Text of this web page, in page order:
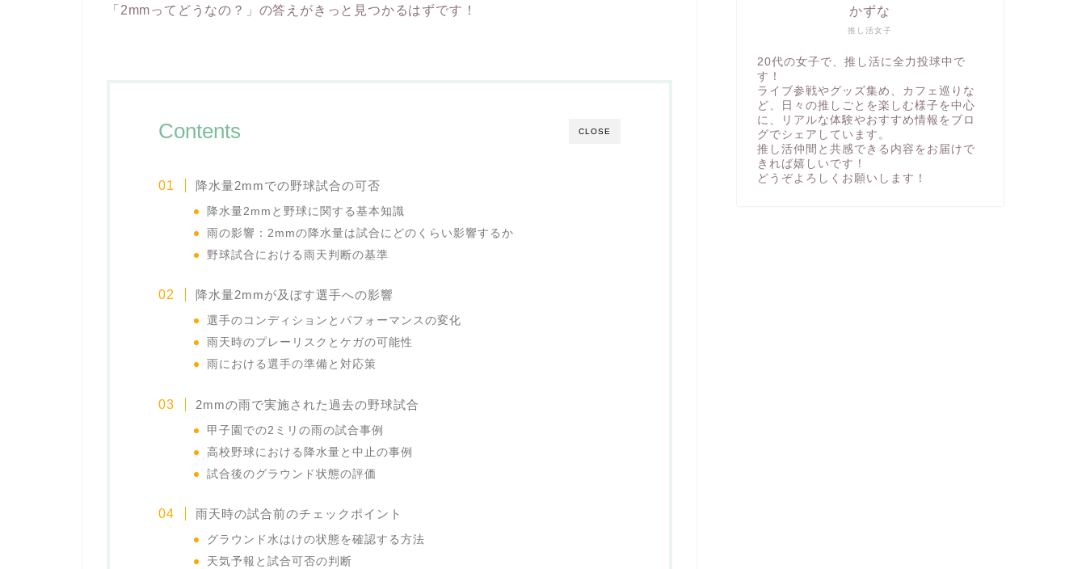
「2mmってどうなの？」の答えがきっと見つかるはずです！
CLOSE
Contents
降水量2mmでの野球試合の可否
降水量2mmと野球に関する基本知識
雨の影響：2mmの降水量は試合にどのくらい影響するか
野球試合における雨天判断の基準
降水量2mmが及ぼす選手への影響
選手のコンディションとパフォーマンスの変化
雨天時のプレーリスクとケガの可能性
雨における選手の準備と対応策
2mmの雨で実施された過去の野球試合
甲子園での2ミリの雨の試合事例
高校野球における降水量と中止の事例
試合後のグラウンド状態の評価
雨天時の試合前のチェックポイント
グラウンド水はけの状態を確認する方法
天気予報と試合可否の判断
推し活女子
かずな
20代の女子で、推し活に全力投球中で
す！
ライブ参戦やグッズ集め、カフェ巡りな
ど、日々の推しごとを楽しむ様子を中心
に、リアルな体験やおすすめ情報をブロ
グでシェアしています。
推し活仲間と共感できる内容をお届けで
きれば嬉しいです！
どうぞよろしくお願いします！